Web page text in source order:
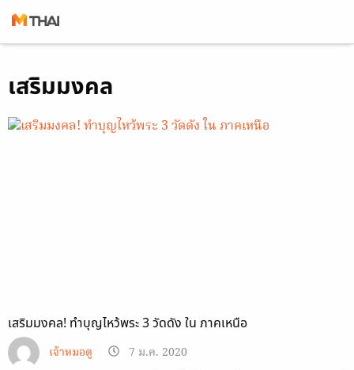
toเสริมมงคล
เสริมมงคล! ทำบุญไหว้พระ 3 วัดดัง ใน ภาคเหนือ
เจ้าหมอดู
7 ม.ค. 2020